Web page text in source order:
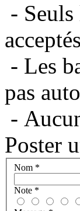
-
acceptés
- Les
pas
-
Poster
Nom *
Note *